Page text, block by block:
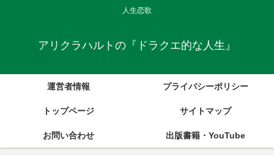
人生恋歌
アリクラハルトの『ドラクエ的な人生』
運営者情報 プライバシーポリシー
トップページ サイトマップ
お問い合わせ 出版書籍・YouTube